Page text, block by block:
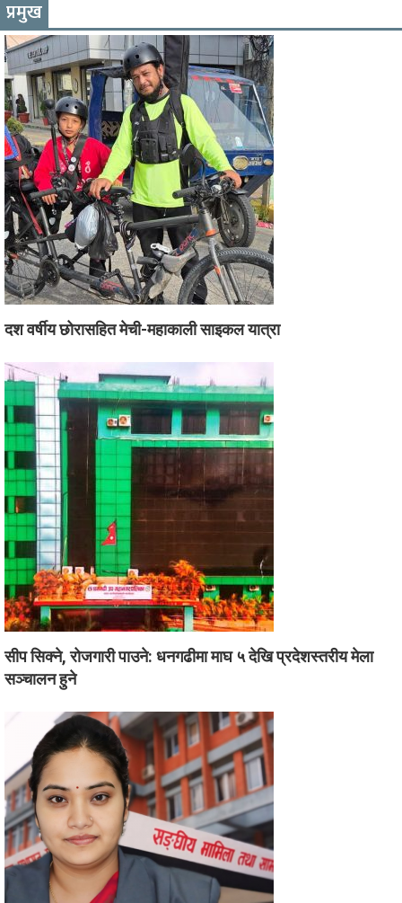
प्रमुख
दश वर्षीय छोरासहित मेची-महाकाली साइकल यात्रा
सीप सिक्ने, रोजगारी पाउने: धनगढीमा माघ ५ देखि प्रदेशस्तरीय मेला
सञ्चालन हुने